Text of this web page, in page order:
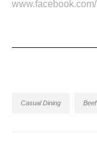
Casual Dining Beef